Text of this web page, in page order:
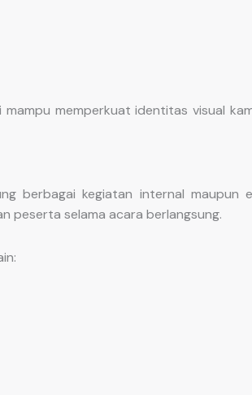
memperkuat identitas visual
berbagai kegiatan internal maupun
peserta selama acara berlangsung.